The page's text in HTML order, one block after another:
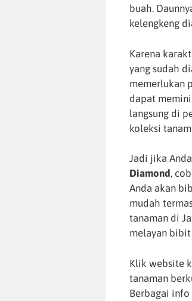
buah.
kelengkeng
Karena
yang sudah
memerlukan
dapat
langsung di
koleksi
Jadi jika
Diamond,
Anda akan
mudah
tanaman di
melayan
Klik website
tanaman
Berbagai